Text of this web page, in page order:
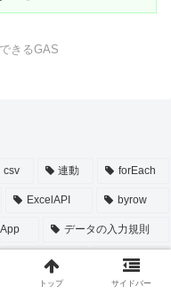
きるGAS
csv 連動 forEach
ExcelAPI byrow
データの入力規則
シート clear
大きさ 署名
トップ サイドバー